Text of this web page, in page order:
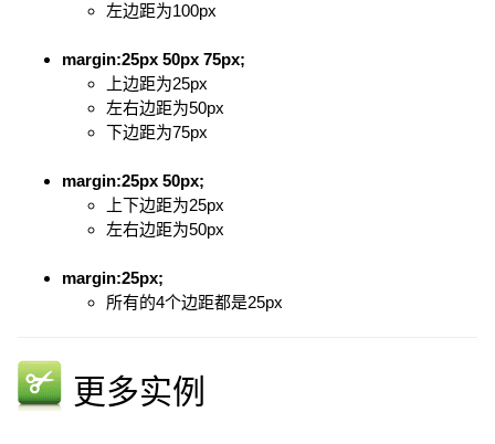
左边距为100px
margin:25px 50px 75px;
上边距为25px
左右边距为50px
下边距为75px
margin:25px 50px;
上下边距为25px
左右边距为50px
margin:25px;
所有的4个边距都是25px
更多实例